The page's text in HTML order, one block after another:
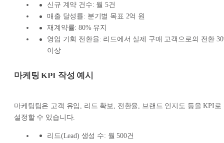
신규 계약 건수: 월 5건
매출 달성률: 분기별 목표 2억 원
재계약률: 80% 유지
영업 기회 전환율: 리드에서 실제 구매 고객으로의 전환
이상
마케팅 KPI 작성 예시
마케팅팀은 고객 유입, 리드 확보, 전환율, 브랜드 인지도 등을 KPI로
설정할 수 있습니다.
리드(Lead) 생성 수: 월 500건